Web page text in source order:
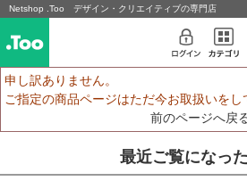
Netshop .Too デザイン・クリエイティブの専門店
申し訳ありません。
ご指定の商品ページはただ今お取扱いをし
前のページへ戻
最近ご覧になっ